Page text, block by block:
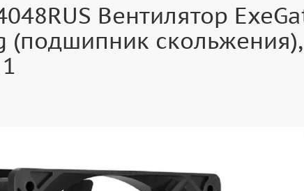
Вентилятор
(подшипник